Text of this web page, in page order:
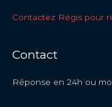
Contactez Régis pour
Contact
Réponse en 24h ou